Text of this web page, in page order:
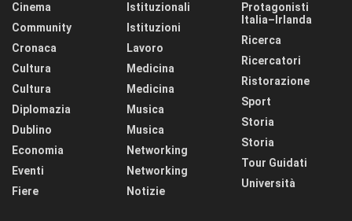
Cinema
Community
Cronaca
Cultura
Cultura
Diplomazia
Dublino
Economia
Eventi
Fiere
Istituzionali
Istituzioni
Lavoro
Medicina
Medicina
Musica
Musica
Networking
Networking
Notizie
Protagonisti
Italia–Irlanda
Ricerca
Ricercatori
Ristorazione
Sport
Storia
Storia
Tour Guidati
Università